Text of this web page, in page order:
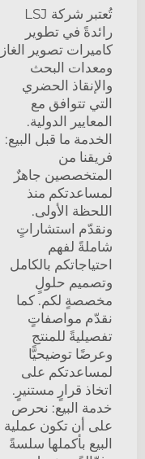
تُعتبر شركة LSJ
رائدةً في تطوير
كاميرات تصوير الغاز
ومعدات البحث
والإنقاذ الحضري
التي تتوافق مع
المعايير الدولية.
الخدمة ما قبل البيع:
فريقنا من
المتخصصين جاهزٌ
لمساعدتكم منذ
اللحظة الأولى.
ونقدّم استشاراتٍ
شاملةً لفهم
احتياجاتكم بالكامل
وتصميم حلولٍ
مخصصةٍ لكم. كما
نقدّم مواصفاتٍ
تفصيليةً للمنتج
وعرضًا توضيحيًّا
لمساعدتكم على
اتخاذ قرارٍ مستنيرٍ.
خدمة البيع: نحرص
على أن تكون عملية
البيع بأكملها سلسةً